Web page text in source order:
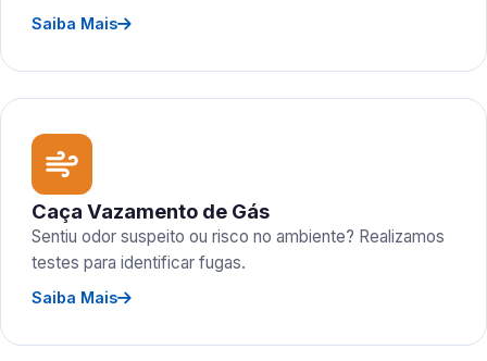
Saiba Mais
Caça Vazamento de Gás
Sentiu odor suspeito ou risco no ambiente? Realizamos
testes para identificar fugas.
Saiba Mais